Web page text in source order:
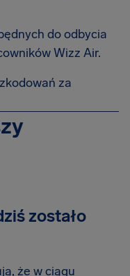
do odbycia
Wizz Air.
za
zostało
że w ciągu